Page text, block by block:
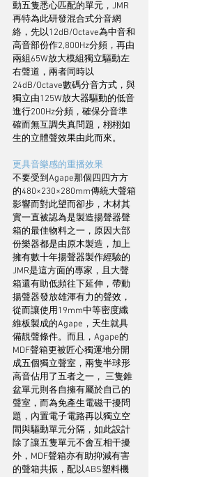
動五隻悉心匹配的單元，JMR
再特為此研發混合式分音網
絡，先以12dB/Octave為中音和
高音部份作2,800Hz分頻，再由
兩組65W放大模組獨立驅動左
右聲道，兩者同時以
24dB/Octave數碼分音方式，與
獨立由125W放大器驅動的低音
進行200Hz分頻，確保分音準
確而無互調失真問題，栩栩如
生的立體聲效果由此而來。
更具音樂感的重播效果
不要受到Agape那個四四方方
的480×230×280mm傳統大聲箱
影響而對此望而卻步，木材其
實一直被認為是製造揚聲器聲
箱的最佳物料之一，原因大部
份樂器都是由原木製造，加上
擁有數十年揚聲器製作經驗的
JMR是這方面的專家，且大聲
箱還有助低頻往下延伸，帶動
揚聲器發放雄渾有力的聲效，
從而讓使用19mm中等密度纖
維板製成的Agape，天生就具
備靚聲條件。而且，Agape的
MDF聲箱更被匠心獨運地分開
成五個獨立聲室，兩隻半球形
高音佔用了五者之一， 三隻錐
盆單元則各自擁有屬於自己的
聲室，而為免產生電磁干擾問
題，內置電子電路再以獨立空
間與驅動單元分隔，如此設計
除了讓五隻單元不會互相干擾
外，MDF聲箱亦有助抑減有害
的聲箱共振，配以ABS塑料機